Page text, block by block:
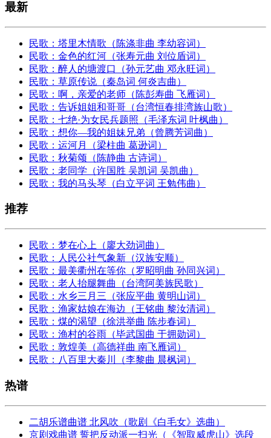
最新
民歌：塔里木情歌（陈涤非曲 李幼容词）
民歌：金色的红河（张寿元曲 刘位盾词）
民歌：醉人的塘渡口（孙元艺曲 邓永旺词）
民歌：草原传说（秦岛词 何炎吉曲）
民歌：啊，亲爱的老师（陈彭寿曲 飞雁词）
民歌：告诉姐姐和哥哥（台湾恒春排湾族山歌）
民歌：七绝·为女民兵题照（毛泽东词 叶枫曲）
民歌：想你—我的姐妹兄弟（曾腾芳词曲）
民歌：运河月（梁柱曲 葛逊词）
民歌：秋菊颂（陈静曲 古诗词）
民歌：老同学（许国胜 吴凯词 吴凯曲）
民歌：我的马头琴（白立平词 王勉伟曲）
推荐
民歌：梦在心上（廖大劲词曲）
民歌：人民公社气象新（汉族安顺）
民歌：最美衢州在等你（罗昭明曲 孙同兴词）
民歌：老人抬腿舞曲（台湾阿美族民歌）
民歌：水乡三月三（张应平曲 黄明山词）
民歌：渔家姑娘在海边（王铭曲 黎汝清词）
民歌：煤的渴望（徐洪举曲 陈步春词）
民歌：渔村的谷雨（毕武国曲 于拥勋词）
民歌：敦煌美（高德祥曲 南飞雁词）
民歌：八百里大秦川（李黎曲 晨枫词）
热谱
二胡乐谱曲谱 北风吹（歌剧《白毛女》选曲）
京剧戏曲谱 誓把反动派一扫光（《智取威虎山》选段